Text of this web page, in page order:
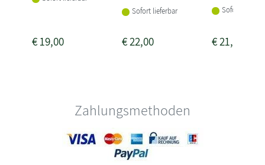
€19,00
Sofort lieferbar
€22,00
Sofort
€21,25
Zahlungsmethoden